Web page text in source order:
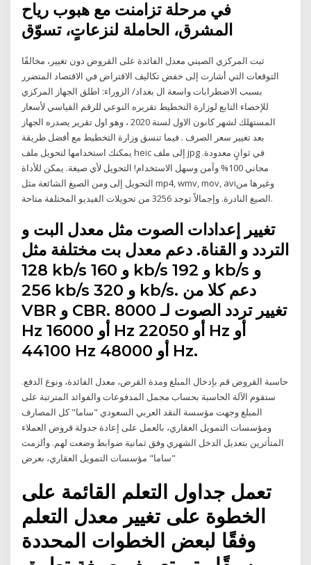
في مرحلة تزامنت مع هبوب رياح
المشرق، الحاملة لنزعاتٍ، تسوّق
ثبت المركزي الصيني معدل الفائدة على القروض دون تغيير، مخالفًا
التوقعات التي أشارت إلى خفض تكاليف الاقتراض في الاقتصاد المتضرر
بسبب الاضطرابات واسعة ال بغداد/ الزوراء: اطلق الجهاز المركزي
للإحصاء التابع لوزارة التخطيط تقريره النوعي للرقم القياسي لأسعار
المستهلك لشهر كانون الاول لسنة 2020 ، وهو اول تقرير يصدره الجهاز
بعد تغيير سعر الصرف . فيما تنسق وزارة التخطيط مع أفضل طريقة
يمكنك استخدامها لتحويل ملف heic إلى ملف jpg في ثوانٍ معدودة.
مجاني 100% وآمن وسهل الاستخدام! التحويل لأي صيغة. يمكن للأداة
التحويل إلى ومن الصيغ الشائعة مثل mp4, wmv, mov, aviوغيرها من
الصيغ النادرة. وإجمالاً توجد 3256 من تحويلات الفيديو المختلفة متاحة.
تغيير إعدادات الصوت مثل معدل البت و
التردد و القناة. دعم معدل بت مختلفة مثل
128 kb/s و 160 kb/s و 192 kb/s و
256 kb/s و 320 kb/s. دعم كلا من
VBR و CBR. تغيير تردد الصوت لـ 8000
Hz أو 16000 Hz أو 22050 Hz أو
44100 Hz أو 48000 Hz.
حاسبة القروض قم بإدخال المبلغ ومدة القرض، معدل الفائدة، ونوع الدفع.
ستقوم الآلة الحاسبة بحساب مجمل المدفوعات والفوائد المترتبة على
المبلغ وجهت مؤسسة النقد العربي السعودي "ساما" كل المصارف
ومؤسسات التمويل العقاري، بالعمل على إعادة جدولة قروض العملاء
المتأثرين بتعديل الدخل الشهري وفق ثمانية ضوابط وضعت لهم. وألزمت
"ساما" مؤسسات التمويل العقاري، بعرض
تعمل جداول التعلم القائمة على
الخطوة على تغيير معدل التعلم
وفقًا لبعض الخطوات المحددة